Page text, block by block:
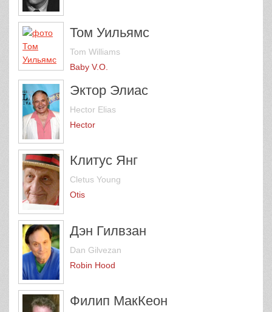
Том Уильямс
Tom Williams
Baby V.O.
Эктор Элиас
Hector Elias
Hector
Клитус Янг
Cletus Young
Otis
Дэн Гилвзан
Dan Gilvezan
Robin Hood
Филип МакКеон